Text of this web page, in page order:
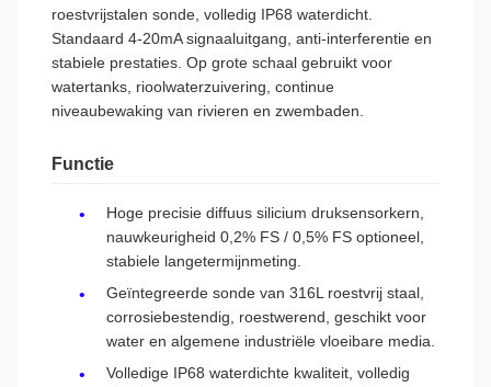
roestvrijstalen sonde, volledig IP68 waterdicht.
Standaard 4-20mA signaaluitgang, anti-interferentie en
stabiele prestaties. Op grote schaal gebruikt voor
watertanks, rioolwaterzuivering, continue
niveaubewaking van rivieren en zwembaden.
Functie
Hoge precisie diffuus silicium druksensorkern,
nauwkeurigheid 0,2% FS / 0,5% FS optioneel,
stabiele langetermijnmeting.
Geïntegreerde sonde van 316L roestvrij staal,
corrosiebestendig, roestwerend, geschikt voor
water en algemene industriële vloeibare media.
Volledige IP68 waterdichte kwaliteit, volledig